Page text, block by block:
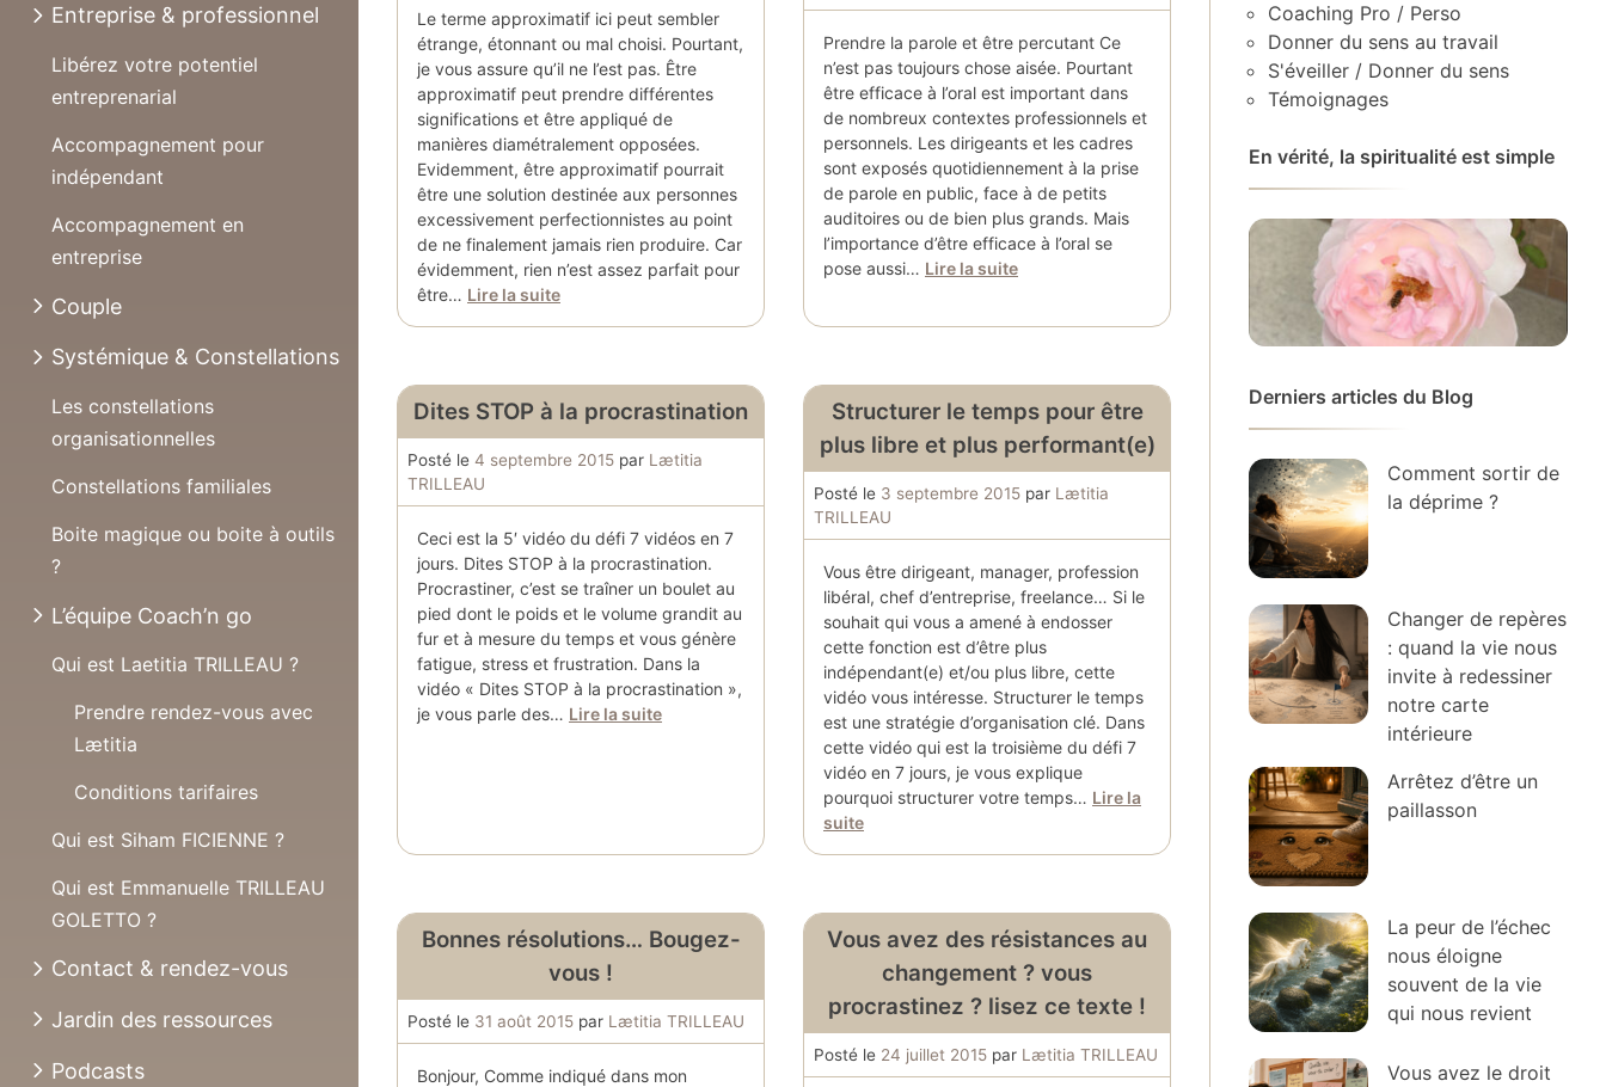
Entreprise & professionnel
Libérez votre potentiel
entreprenarial
Accompagnement pour
indépendant
Accompagnement en
entreprise
Couple
Systémique & Constellations
Les constellations
organisationnelles
Constellations familiales
Boite magique ou boite à outils
?
L’équipe Coach’n go
Qui est Laetitia TRILLEAU ?
Prendre rendez-vous avec
Lætitia
Conditions tarifaires
Qui est Siham FICIENNE ?
Qui est Emmanuelle TRILLEAU
GOLETTO ?
Contact & rendez-vous
Jardin des ressources
Podcasts
Le terme approximatif ici peut sembler
étrange, étonnant ou mal choisi. Pourtant,
je vous assure qu’il ne l’est pas. Être
approximatif peut prendre différentes
significations et être appliqué de
manières diamétralement opposées.
Evidemment, être approximatif pourrait
être une solution destinée aux personnes
excessivement perfectionnistes au point
de ne finalement jamais rien produire. Car
évidemment, rien n’est assez parfait pour
être… Lire la suite
Prendre la parole et être percutant Ce
n’est pas toujours chose aisée. Pourtant
être efficace à l’oral est important dans
de nombreux contextes professionnels et
personnels. Les dirigeants et les cadres
sont exposés quotidiennement à la prise
de parole en public, face à de petits
auditoires ou de bien plus grands. Mais
l’importance d’être efficace à l’oral se
pose aussi… Lire la suite
Dites STOP à la procrastination
Posté le 4 septembre 2015 par Lætitia
TRILLEAU
Ceci est la 5′ vidéo du défi 7 vidéos en 7
jours. Dites STOP à la procrastination.
Procrastiner, c’est se traîner un boulet au
pied dont le poids et le volume grandit au
fur et à mesure du temps et vous génère
fatigue, stress et frustration. Dans la
vidéo « Dites STOP à la procrastination »,
je vous parle des… Lire la suite
Structurer le temps pour être
plus libre et plus performant(e)
Posté le 3 septembre 2015 par Lætitia
TRILLEAU
Vous être dirigeant, manager, profession
libéral, chef d’entreprise, freelance… Si le
souhait qui vous a amené à endosser
cette fonction est d’être plus
indépendant(e) et/ou plus libre, cette
vidéo vous intéresse. Structurer le temps
est une stratégie d’organisation clé. Dans
cette vidéo qui est la troisième du défi 7
vidéo en 7 jours, je vous explique
pourquoi structurer votre temps… Lire la
suite
Bonnes résolutions… Bougez-
vous !
Posté le 31 août 2015 par Lætitia TRILLEAU
Bonjour, Comme indiqué dans mon
Vous avez des résistances au
changement ? vous
procrastinez ? lisez ce texte !
Posté le 24 juillet 2015 par Lætitia TRILLEAU
Coaching Pro / Perso
Donner du sens au travail
S'éveiller / Donner du sens
Témoignages
En vérité, la spiritualité est simple
Derniers articles du Blog
Comment sortir de
la déprime ?
Changer de repères
: quand la vie nous
invite à redessiner
notre carte
intérieure
Arrêtez d’être un
paillasson
La peur de l’échec
nous éloigne
souvent de la vie
qui nous revient
Vous avez le droit